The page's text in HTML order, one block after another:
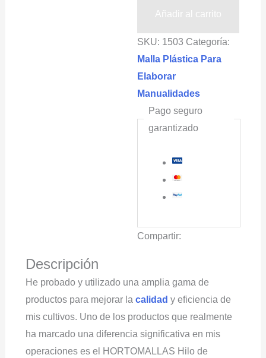
para
amarrar,
sostener
Mallas,
1000m
líneales
grosor
1.2mm
cantidad
Añadir al carrito
SKU: 1503 Categoría:
Malla Plástica Para
Elaborar
Manualidades
Pago seguro
garantizado
Compartir:
Descripción
He probado y utilizado una amplia gama de
productos para mejorar la calidad y eficiencia de
mis cultivos. Uno de los productos que realmente
ha marcado una diferencia significativa en mis
operaciones es el HORTOMALLAS Hilo de